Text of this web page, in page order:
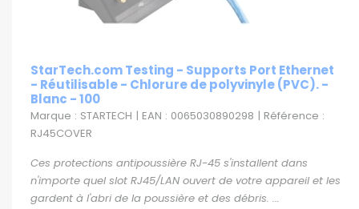
StarTech.com Testing - Supports Port Ethernet
- Réutilisable - Chlorure de polyvinyle (PVC). -
Blanc - 100
Marque : STARTECH | EAN : 0065030890298 | Référence :
RJ45COVER
Ces protections antipoussière RJ-45 s'installent dans
n'importe quel slot RJ45/LAN ouvert de votre appareil et les
gardent à l'abri de la poussière et des débris. ...